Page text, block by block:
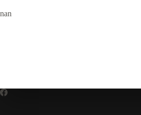
nan